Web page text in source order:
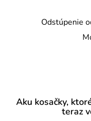
Odstúpenie
Aku kosačky,
teraz